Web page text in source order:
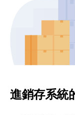
進銷存系統